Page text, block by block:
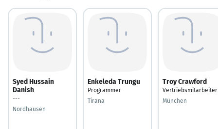
Syed Hussain
Danish
---
Nordhausen
Enkeleda Trungu
Programmer
Tirana
Troy Crawford
Vertriebsmitarbeiter
München